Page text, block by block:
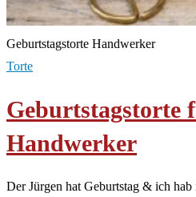
Geburtstagstorte Handwerker
Torte
Geburtstagstorte
Handwerker
Der Jürgen hat Geburtstag & ich